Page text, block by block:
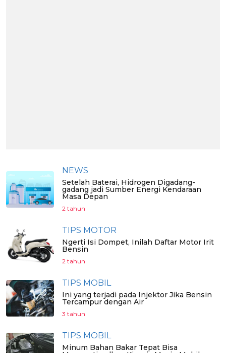
NEWS
Setelah Baterai, Hidrogen Digadang-
gadang jadi Sumber Energi Kendaraan
Masa Depan
2 tahun
TIPS MOTOR
Ngerti Isi Dompet, Inilah Daftar Motor Irit
Bensin
2 tahun
TIPS MOBIL
Ini yang terjadi pada Injektor Jika Bensin
Tercampur dengan Air
3 tahun
TIPS MOBIL
Minum Bahan Bakar Tepat Bisa